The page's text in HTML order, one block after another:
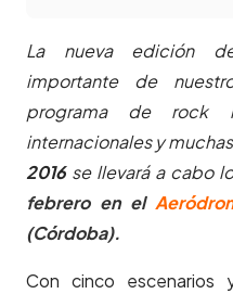
La nueva edición
importante de
programa de rock
internacionales y
2016se llevará a cabo
febrero en el
(Córdoba).
Con cinco escenarios